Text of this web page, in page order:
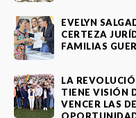
EVELYN
CERTEZA
FAMILIAS
LA
TIENE VISIÓN
VENCER LAS